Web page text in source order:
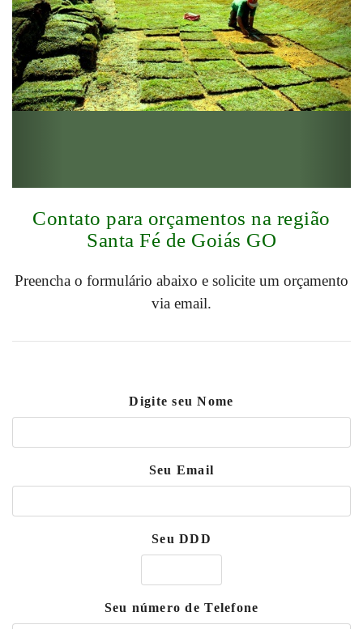
Contato para orçamentos na região
Santa Fé de Goiás GO
Preencha o formulário abaixo e solicite um orçamento
via email.
Digite seu Nome
Seu Email
Seu DDD
Seu número de Telefone